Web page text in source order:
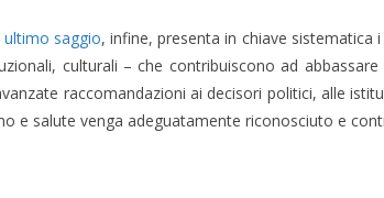
saggio, infine, presenta in chiave
culturali – che contribuiscono ad
raccomandazioni ai decisori politici, alle
e salute venga adeguatamente riconosciuto e